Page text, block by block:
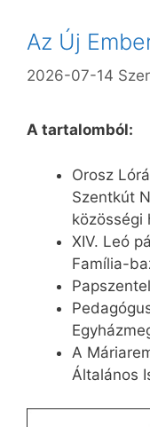
Az Új
2026-07-14
A tartalomból:
Orosz
Szentkút
közösségi
XIV. Leó
Família-
A
Általános